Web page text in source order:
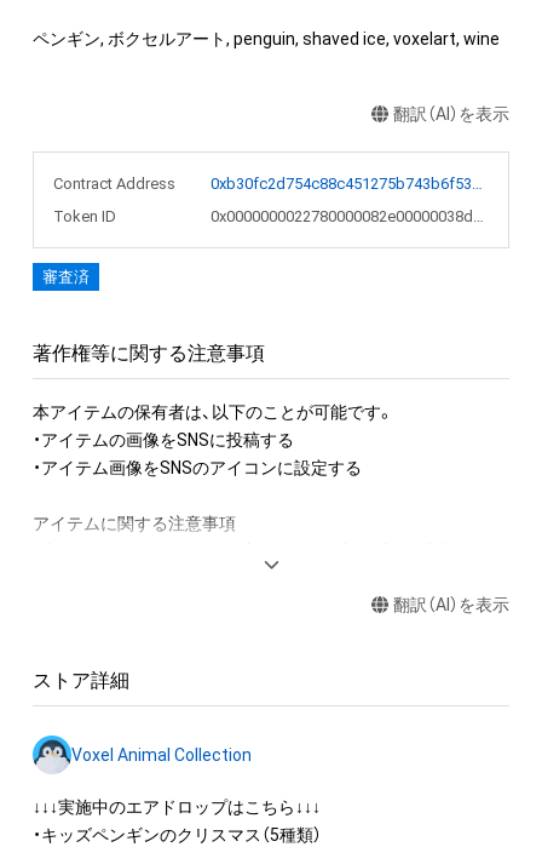
ペンギン, ボクセルアート, penguin, shaved ice, voxelart, wine
翻訳（AI）を表示
Contract Address
0xb30fc2d754c88c451275b743b6f530f19f643683
Token ID
0x0000000022780000082e00000038d913
審査済
著作権等に関する注意事項
本アイテムの保有者は、以下のことが可能です。
・アイテムの画像をSNSに投稿する
・アイテム画像をSNSのアイコンに設定する
アイテムに関する注意事項
権(著作権、特許権、実用新案権、商標権、意匠権その他の知的財
作権を有する方、著作隣接権の権利者またはその管理委託を受
を保有していたとしても、本アイテムに関する創作物にかかる
知的財産権を有することを意味しません。
・本アイテムの著作権を有する方、著作隣接権の権利者またはそ
の管理委託を受けている者からの事前の同意なしに、上記の「本
翻訳（AI）を表示
ストア詳細
Voxel Animal Collection
↓↓↓実施中のエアドロップはこちら↓↓↓
・キッズペンギンのクリスマス（5種類）